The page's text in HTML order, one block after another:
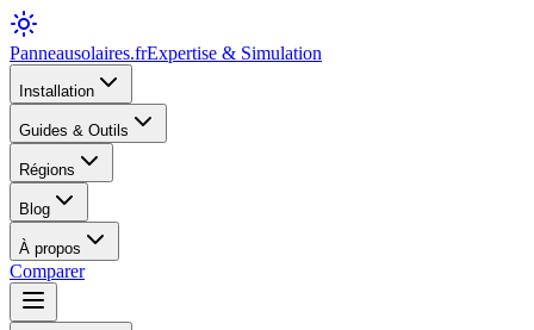
Panneausolaires.frExpertise & Simulation
Installation
Guides & Outils
Régions
Blog
À propos
Comparer